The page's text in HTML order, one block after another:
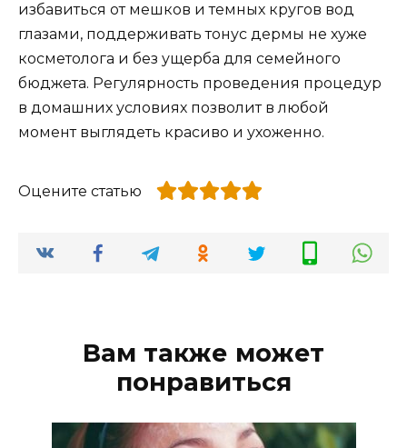
избавиться от мешков и темных кругов вод
глазами, поддерживать тонус дермы не хуже
косметолога и без ущерба для семейного
бюджета. Регулярность проведения процедур
в домашних условиях позволит в любой
момент выглядеть красиво и ухоженно.
Оцените статью
Вам также может
понравиться